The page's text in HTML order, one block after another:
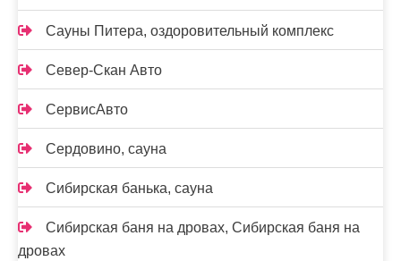
Сауны Питера, оздоровительный комплекс
Север-Скан Авто
СервисАвто
Сердовино, сауна
Сибирская банька, сауна
Сибирская баня на дровах, Сибирская баня на
дровах